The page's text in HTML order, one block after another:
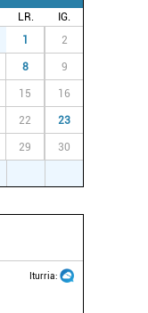
LR.
IG.
1 2
8 9
15 16
22 23
29 30
Iturria: